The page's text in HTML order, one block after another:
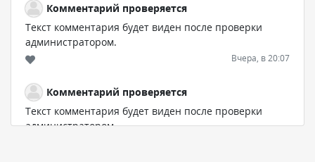
Комментарий проверяется
Текст комментария будет виден после проверки
администратором.
Вчера, в 20:07
Комментарий проверяется
Текст комментария будет виден после проверки
администратором.